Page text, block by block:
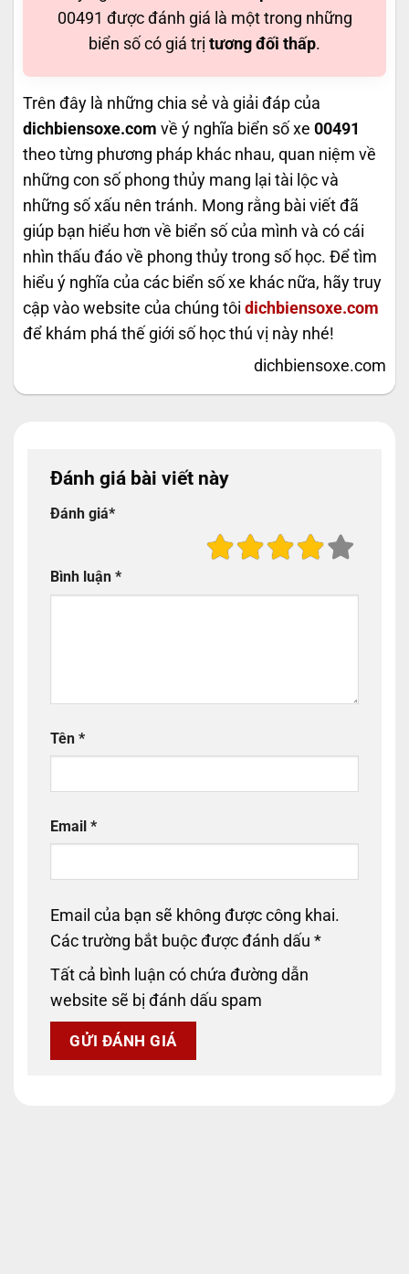
00491 được đánh giá là một trong những
biển số có giá trị tương đối thấp.
Trên đây là những chia sẻ và giải đáp của
dichbiensoxe.com về ý nghĩa biển số xe 00491
theo từng phương pháp khác nhau, quan niệm về
những con số phong thủy mang lại tài lộc và
những số xấu nên tránh. Mong rằng bài viết đã
giúp bạn hiểu hơn về biển số của mình và có cái
nhìn thấu đáo về phong thủy trong số học. Để tìm
hiểu ý nghĩa của các biển số xe khác nữa, hãy truy
cập vào website của chúng tôi dichbiensoxe.com
để khám phá thế giới số học thú vị này nhé!
dichbiensoxe.com
Đánh giá bài viết này
Đánh giá*
Bình luận *
Tên *
Email *
Email của bạn sẽ không được công khai.
Các trường bắt buộc được đánh dấu *
Tất cả bình luận có chứa đường dẫn
website sẽ bị đánh dấu spam